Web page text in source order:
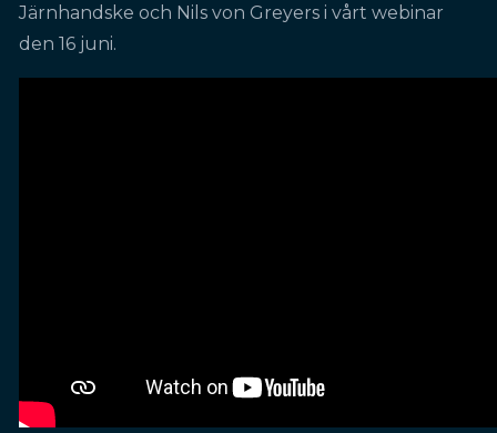
Järnhandske och Nils von Greyers i vårt webinar
den 16 juni.